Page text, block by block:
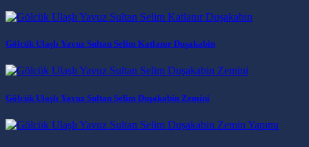
Gölcük Ulaşlı Yavuz Sultan Selim Katlanır Duşakabin
Gölcük Ulaşlı Yavuz Sultan Selim Duşakabin Zemini